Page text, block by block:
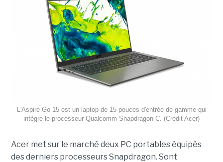
L'Aspire Go 15 est un laptop de 15 pouces d'entrée de gamme qui
intègre le processeur Qualcomm Snapdragon C. (Crédit Acer)
Acer met sur le marché deux PC portables équipés
des derniers processeurs Snapdragon. Sont